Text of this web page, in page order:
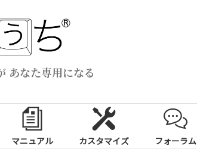
あなた専用になる
マニュアル カスタマイズ フォーラム